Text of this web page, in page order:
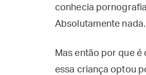
conhecia
Absolutamente nada.
Mas então por que
essa criança optou